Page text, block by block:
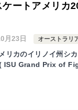
ケートアメリ
月23日 オーストラリ
リカのイリノイ州
( ISU Grand Prix of